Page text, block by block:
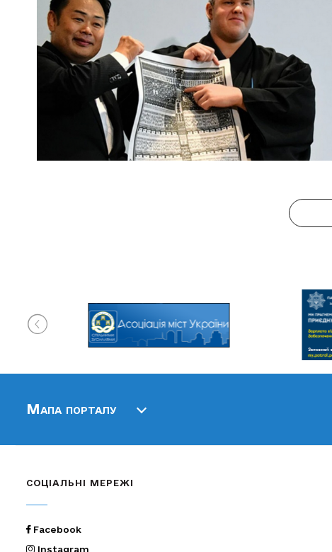
Мапа порталу
СОЦІАЛЬНІ МЕРЕЖІ
Facebook
Instagram